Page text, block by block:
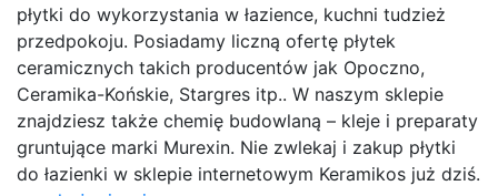
płytki do wykorzystania w łazience, kuchni tudzież
przedpokoju. Posiadamy liczną ofertę płytek
ceramicznych takich producentów jak Opoczno,
Ceramika-Końskie, Stargres itp.. W naszym sklepie
znajdziesz także chemię budowlaną – kleje i preparaty
gruntujące marki Murexin. Nie zwlekaj i zakup płytki
do łazienki w sklepie internetowym Keramikos już dziś.